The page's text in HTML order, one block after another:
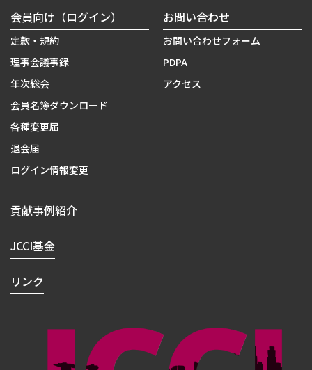
会員向け（ログイン）
定款・規約
理事会議事録
年次総会
会員名簿ダウンロード
各種変更届
退会届
ログイン情報変更
お問い合わせ
お問い合わせフォーム
PDPA
アクセス
貢献事例紹介
JCCI基金
リンク